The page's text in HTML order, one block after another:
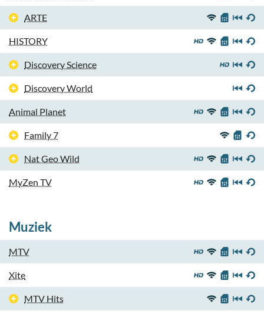
ARTE
HISTORY
Discovery Science
Discovery World
Animal Planet
Family 7
Nat Geo Wild
MyZen TV
Muziek
MTV
Xite
MTV Hits